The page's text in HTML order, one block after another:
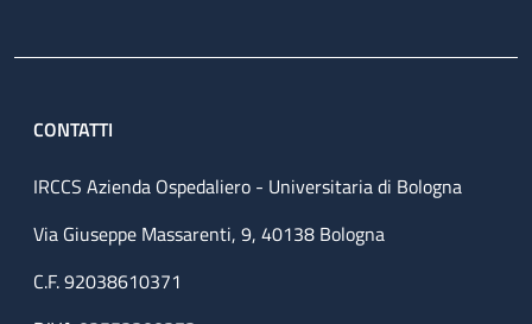
CONTATTI
IRCCS Azienda Ospedaliero - Universitaria di Bologna
Via Giuseppe Massarenti, 9, 40138 Bologna
C.F. 92038610371